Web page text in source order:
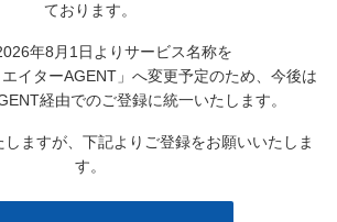
ております。
年8月1日よりサービス名称を
イターAGENT」へ変更予定のため、 今後は
経由でのご登録に統一いたします。
ますが、下記よりご登録をお願いいたしま
す。